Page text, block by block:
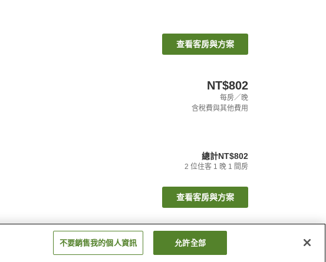
查看客房與方案
NT$802
每房／晚
含稅費與其他費用
總計NT$802
2 位住客 1 晚 1 間房
查看客房與方案
不要銷售我的個人資訊 允許全部